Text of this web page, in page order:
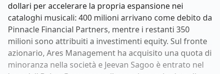
dollari per accelerare la propria espansione nei
cataloghi musicali: 400 milioni arrivano come debito da
Pinnacle Financial Partners, mentre i restanti 350
milioni sono attribuiti a investimenti equity. Sul fronte
azionario, Ares Management ha acquisito una quota di
minoranza nella società e Jeevan Sagoo è entrato nel